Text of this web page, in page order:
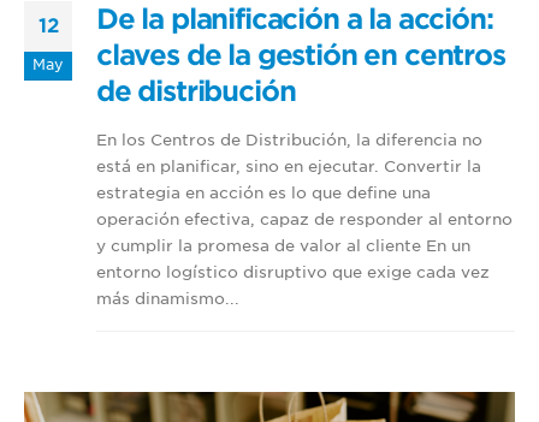
12
May
De la planificación a la acción:
claves de la gestión en centros
de distribución
En los Centros de Distribución, la diferencia no
está en planificar, sino en ejecutar. Convertir la
estrategia en acción es lo que define una
operación efectiva, capaz de responder al entorno
y cumplir la promesa de valor al cliente En un
entorno logístico disruptivo que exige cada vez
más dinamismo...